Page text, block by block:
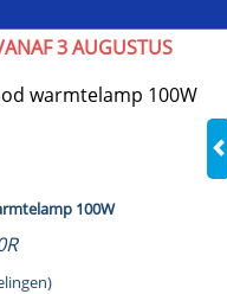
3 AUGUSTUS
warmtelamp 100W
100W